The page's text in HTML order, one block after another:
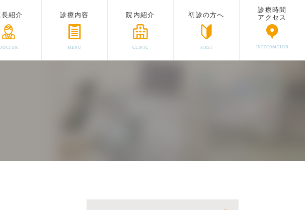
紹介 診療内容
MENU
院内紹介
CLINIC
初診の方へ
FIRST
診療時間
アクセス
INFORMATION